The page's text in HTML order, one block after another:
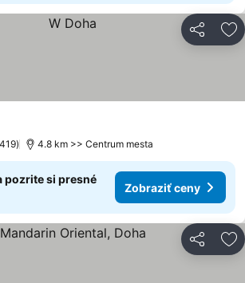
Zdieľať
4.8 km >> Centrum mesta
pozrite si presné
Zobraziť ceny
Zdieľať